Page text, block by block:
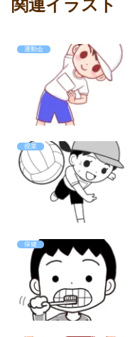
関連イラスト
運動会
授業
保健